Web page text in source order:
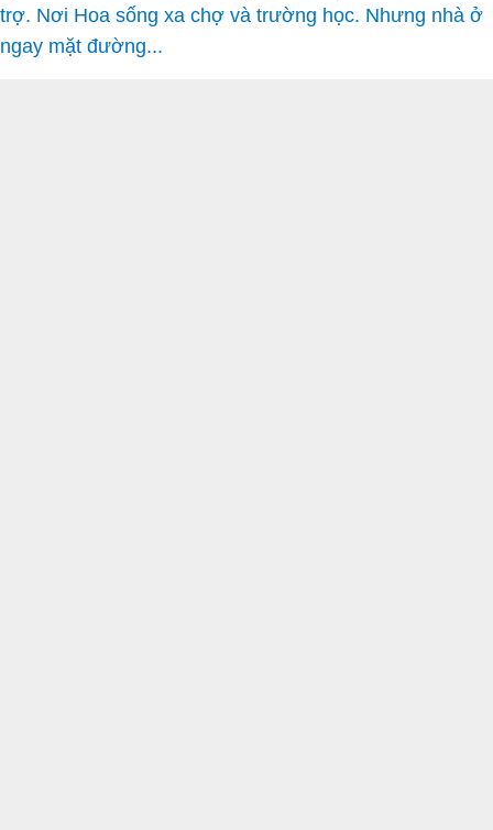
trợ. Nơi Hoa sống xa chợ và trường học. Nhưng nhà ở
ngay mặt đường...